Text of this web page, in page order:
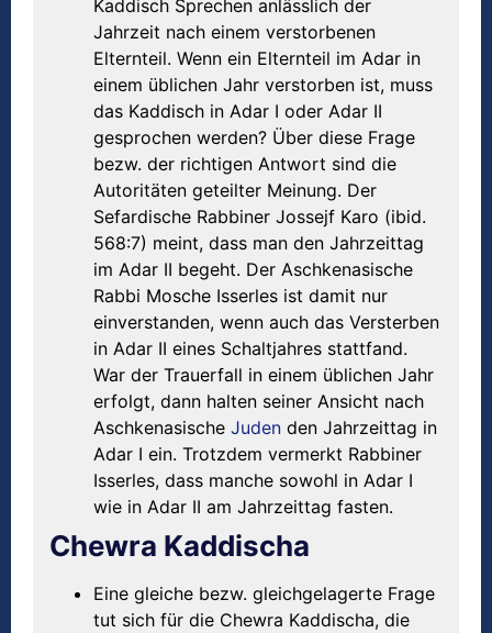
Kaddisch Sprechen anlässlich der
Jahrzeit nach einem verstorbenen
Elternteil. Wenn ein Elternteil im Adar in
einem üblichen Jahr verstorben ist, muss
das Kaddisch in Adar I oder Adar II
gesprochen werden? Über diese Frage
bezw. der richtigen Antwort sind die
Autoritäten geteilter Meinung. Der
Sefardische Rabbiner Jossejf Karo (ibid.
568:7) meint, dass man den Jahrzeittag
im Adar II begeht. Der Aschkenasische
Rabbi Mosche Isserles ist damit nur
einverstanden, wenn auch das Versterben
in Adar II eines Schaltjahres stattfand.
War der Trauerfall in einem üblichen Jahr
erfolgt, dann halten seiner Ansicht nach
Aschkenasische Juden den Jahrzeittag in
Adar I ein. Trotzdem vermerkt Rabbiner
Isserles, dass manche sowohl in Adar I
wie in Adar II am Jahrzeittag fasten.
Chewra Kaddischa
Eine gleiche bezw. gleichgelagerte Frage
tut sich für die Chewra Kaddischa, die